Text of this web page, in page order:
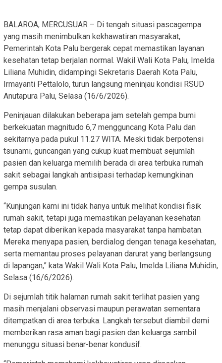
BALAROA, MERCUSUAR – Di tengah situasi pascagempa
yang masih menimbulkan kekhawatiran masyarakat,
Pemerintah Kota Palu bergerak cepat memastikan layanan
kesehatan tetap berjalan normal. Wakil Wali Kota Palu, Imelda
Liliana Muhidin, didampingi Sekretaris Daerah Kota Palu,
Irmayanti Pettalolo, turun langsung meninjau kondisi RSUD
Anutapura Palu, Selasa (16/6/2026).
Peninjauan dilakukan beberapa jam setelah gempa bumi
berkekuatan magnitudo 6,7 mengguncang Kota Palu dan
sekitarnya pada pukul 11.27 WITA. Meski tidak berpotensi
tsunami, guncangan yang cukup kuat membuat sejumlah
pasien dan keluarga memilih berada di area terbuka rumah
sakit sebagai langkah antisipasi terhadap kemungkinan
gempa susulan.
“Kunjungan kami ini tidak hanya untuk melihat kondisi fisik
rumah sakit, tetapi juga memastikan pelayanan kesehatan
tetap dapat diberikan kepada masyarakat tanpa hambatan.
Mereka menyapa pasien, berdialog dengan tenaga kesehatan,
serta memantau proses pelayanan darurat yang berlangsung
di lapangan,” kata Wakil Wali Kota Palu, Imelda Liliana Muhidin,
Selasa (16/6/2026).
Di sejumlah titik halaman rumah sakit terlihat pasien yang
masih menjalani observasi maupun perawatan sementara
ditempatkan di area terbuka. Langkah tersebut diambil demi
memberikan rasa aman bagi pasien dan keluarga sambil
menunggu situasi benar-benar kondusif.